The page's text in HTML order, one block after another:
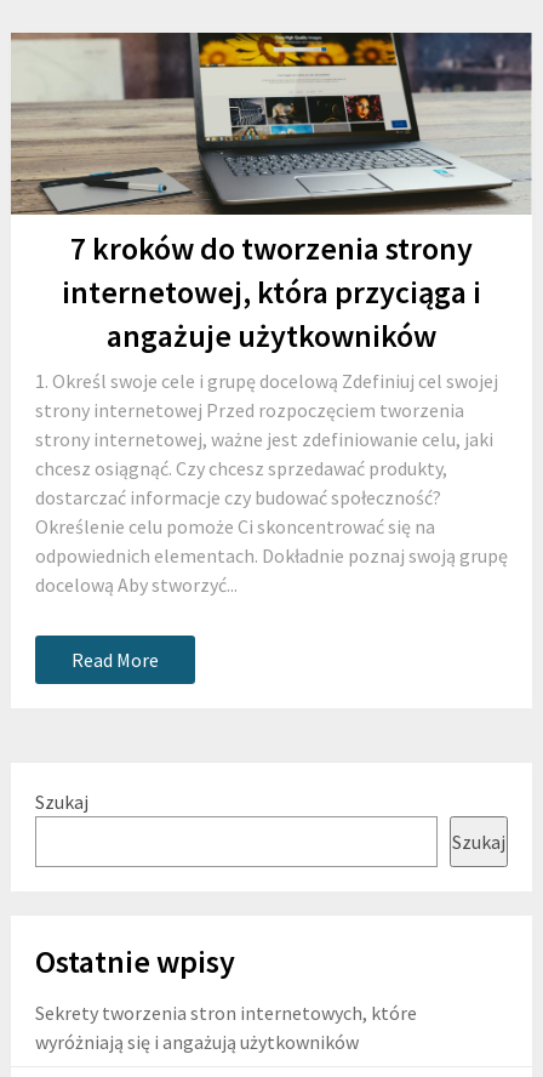
7 kroków do tworzenia strony
internetowej, która przyciąga i
angażuje użytkowników
1. Określ swoje cele i grupę docelową Zdefiniuj cel swojej
strony internetowej Przed rozpoczęciem tworzenia
strony internetowej, ważne jest zdefiniowanie celu, jaki
chcesz osiągnąć. Czy chcesz sprzedawać produkty,
dostarczać informacje czy budować społeczność?
Określenie celu pomoże Ci skoncentrować się na
odpowiednich elementach. Dokładnie poznaj swoją grupę
docelową Aby stworzyć...
Read More
Szukaj
Szukaj
Ostatnie wpisy
Sekrety tworzenia stron internetowych, które
wyróżniają się i angażują użytkowników